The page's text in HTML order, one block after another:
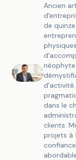
Ancien
de
dans le
clients.
projets à